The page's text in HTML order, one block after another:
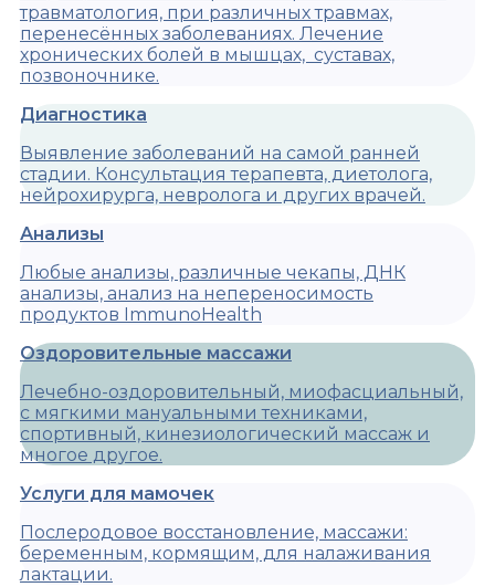
травматология, при различных травмах,
перенесённых заболеваниях. Лечение
хронических болей в мышцах, суставах,
позвоночнике.
Диагностика
Выявление заболеваний на самой ранней
стадии. Консультация терапевта, диетолога,
нейрохирурга, невролога и других врачей.
Анализы
Любые анализы, различные чекапы, ДНК
анализы, анализ на непереносимость
продуктов ImmunoHealth
Оздоровительные массажи
Лечебно-оздоровительный, миофасциальный,
с мягкими мануальными техниками,
спортивный, кинезиологический массаж и
многое другое.
Услуги для мамочек
Послеродовое восстановление, массажи:
беременным, кормящим, для налаживания
лактации.